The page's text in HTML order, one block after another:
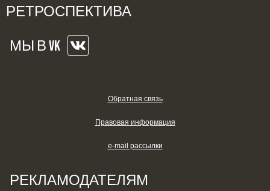
РЕТРОСПЕКТИВА
МЫ В VK
РЕКЛАМОДАТЕЛЯМ
Обратная связь
Правовая информация
e-mail рассылки